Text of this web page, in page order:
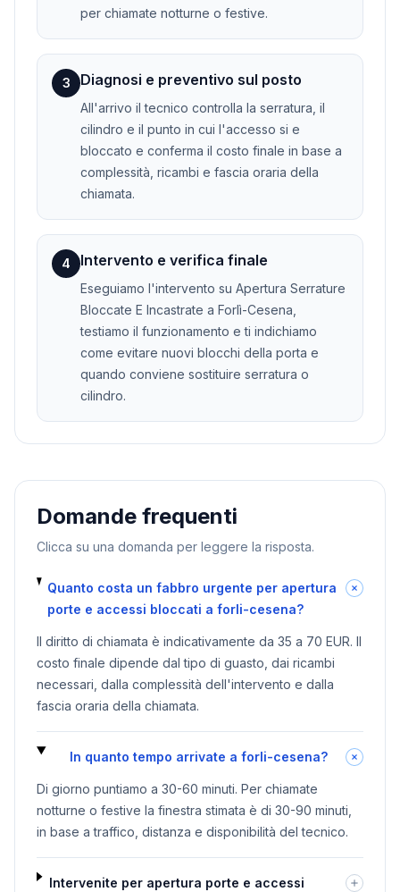
per chiamate notturne o festive.
3 Diagnosi e preventivo sul posto
All'arrivo il tecnico controlla la serratura, il
cilindro e il punto in cui l'accesso si e
bloccato e conferma il costo finale in base a
complessità, ricambi e fascia oraria della
chiamata.
4 Intervento e verifica finale
Eseguiamo l'intervento su Apertura Serrature
Bloccate E Incastrate a Forlì-Cesena,
testiamo il funzionamento e ti indichiamo
come evitare nuovi blocchi della porta e
quando conviene sostituire serratura o
cilindro.
Domande frequenti
Clicca su una domanda per leggere la risposta.
Quanto costa un fabbro urgente per apertura
porte e accessi bloccati a forli-cesena?
Il diritto di chiamata è indicativamente da 35 a 70 EUR. Il
costo finale dipende dal tipo di guasto, dai ricambi
necessari, dalla complessità dell'intervento e dalla
fascia oraria della chiamata.
In quanto tempo arrivate a forli-cesena?
Di giorno puntiamo a 30-60 minuti. Per chiamate
notturne o festive la finestra stimata è di 30-90 minuti,
in base a traffico, distanza e disponibilità del tecnico.
Intervenite per apertura porte e accessi